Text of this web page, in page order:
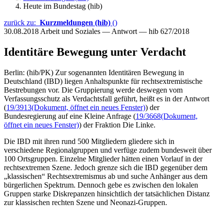
Heute im Bundestag (hib)
zurück zu: Kurzmeldungen (hib) ()
30.08.2018 Arbeit und Soziales — Antwort — hib 627/2018
Identitäre Bewegung unter Verdacht
Berlin: (hib/PK) Zur sogenannten Identitären Bewegung in
Deutschland (IBD) liegen Anhaltspunkte für rechtsextremistische
Bestrebungen vor. Die Gruppierung werde deswegen vom
Verfassungsschutz als Verdachtsfall geführt, heißt es in der Antwort
(19/3913(Dokument, öffnet ein neues Fenster)) der
Bundesregierung auf eine Kleine Anfrage (19/3668(Dokument,
öffnet ein neues Fenster)) der Fraktion Die Linke.
Die IBD mit ihren rund 500 Mitgliedern gliedere sich in
verschiedene Regionalgruppen und verfüge zudem bundesweit über
100 Ortsgruppen. Einzelne Mitglieder hätten einen Vorlauf in der
rechtsextremen Szene. Jedoch grenze sich die IBD gegenüber dem
„klassischen“ Rechtsextremismus ab und suche Anhänger aus dem
bürgerlichen Spektrum. Dennoch gebe es zwischen den lokalen
Gruppen starke Diskrepanzen hinsichtlich der tatsächlichen Distanz
zur klassischen rechten Szene und Neonazi-Gruppen.